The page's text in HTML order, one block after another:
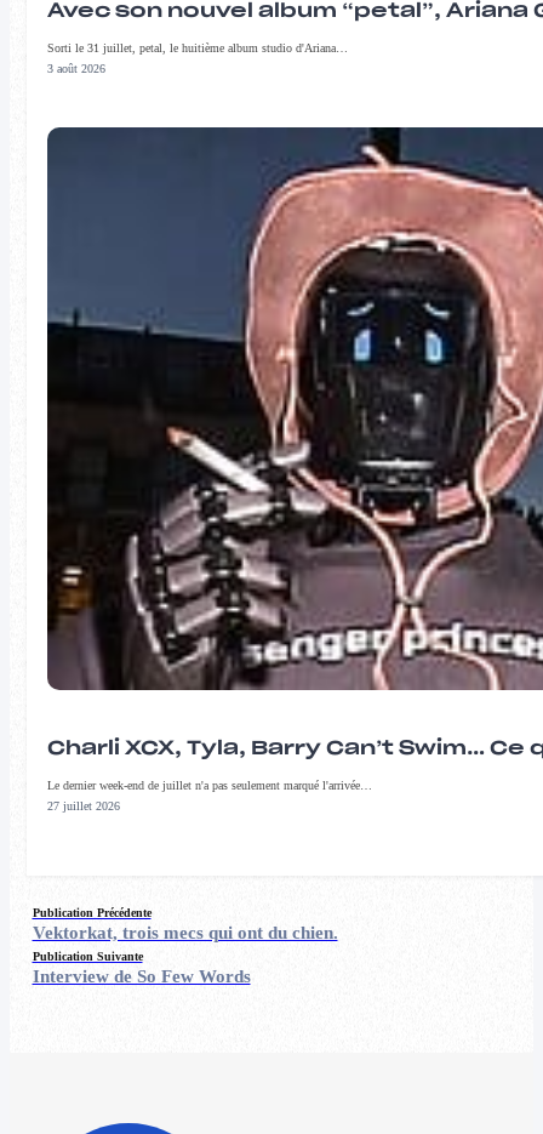
Avec son nouvel album “petal”,
Sorti le 31 juillet, petal, le huitième album studio d'Ariana…
3 août 2026
Charli XCX, Tyla, Barry Can’t Swim…
Le dernier week-end de juillet n'a pas seulement marqué l'arrivée…
27 juillet 2026
Publication Précédente
Vektorkat, trois mecs qui ont du chien.
Publication Suivante
Interview de So Few Words